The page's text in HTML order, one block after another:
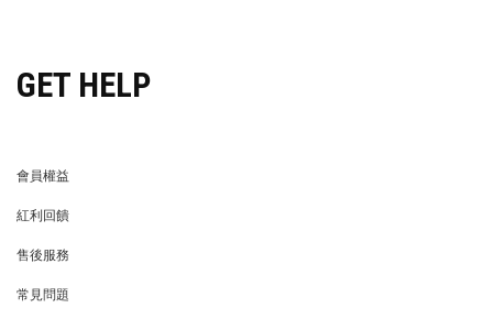
GET HELP
會員權益
紅利回饋
售後服務
常見問題